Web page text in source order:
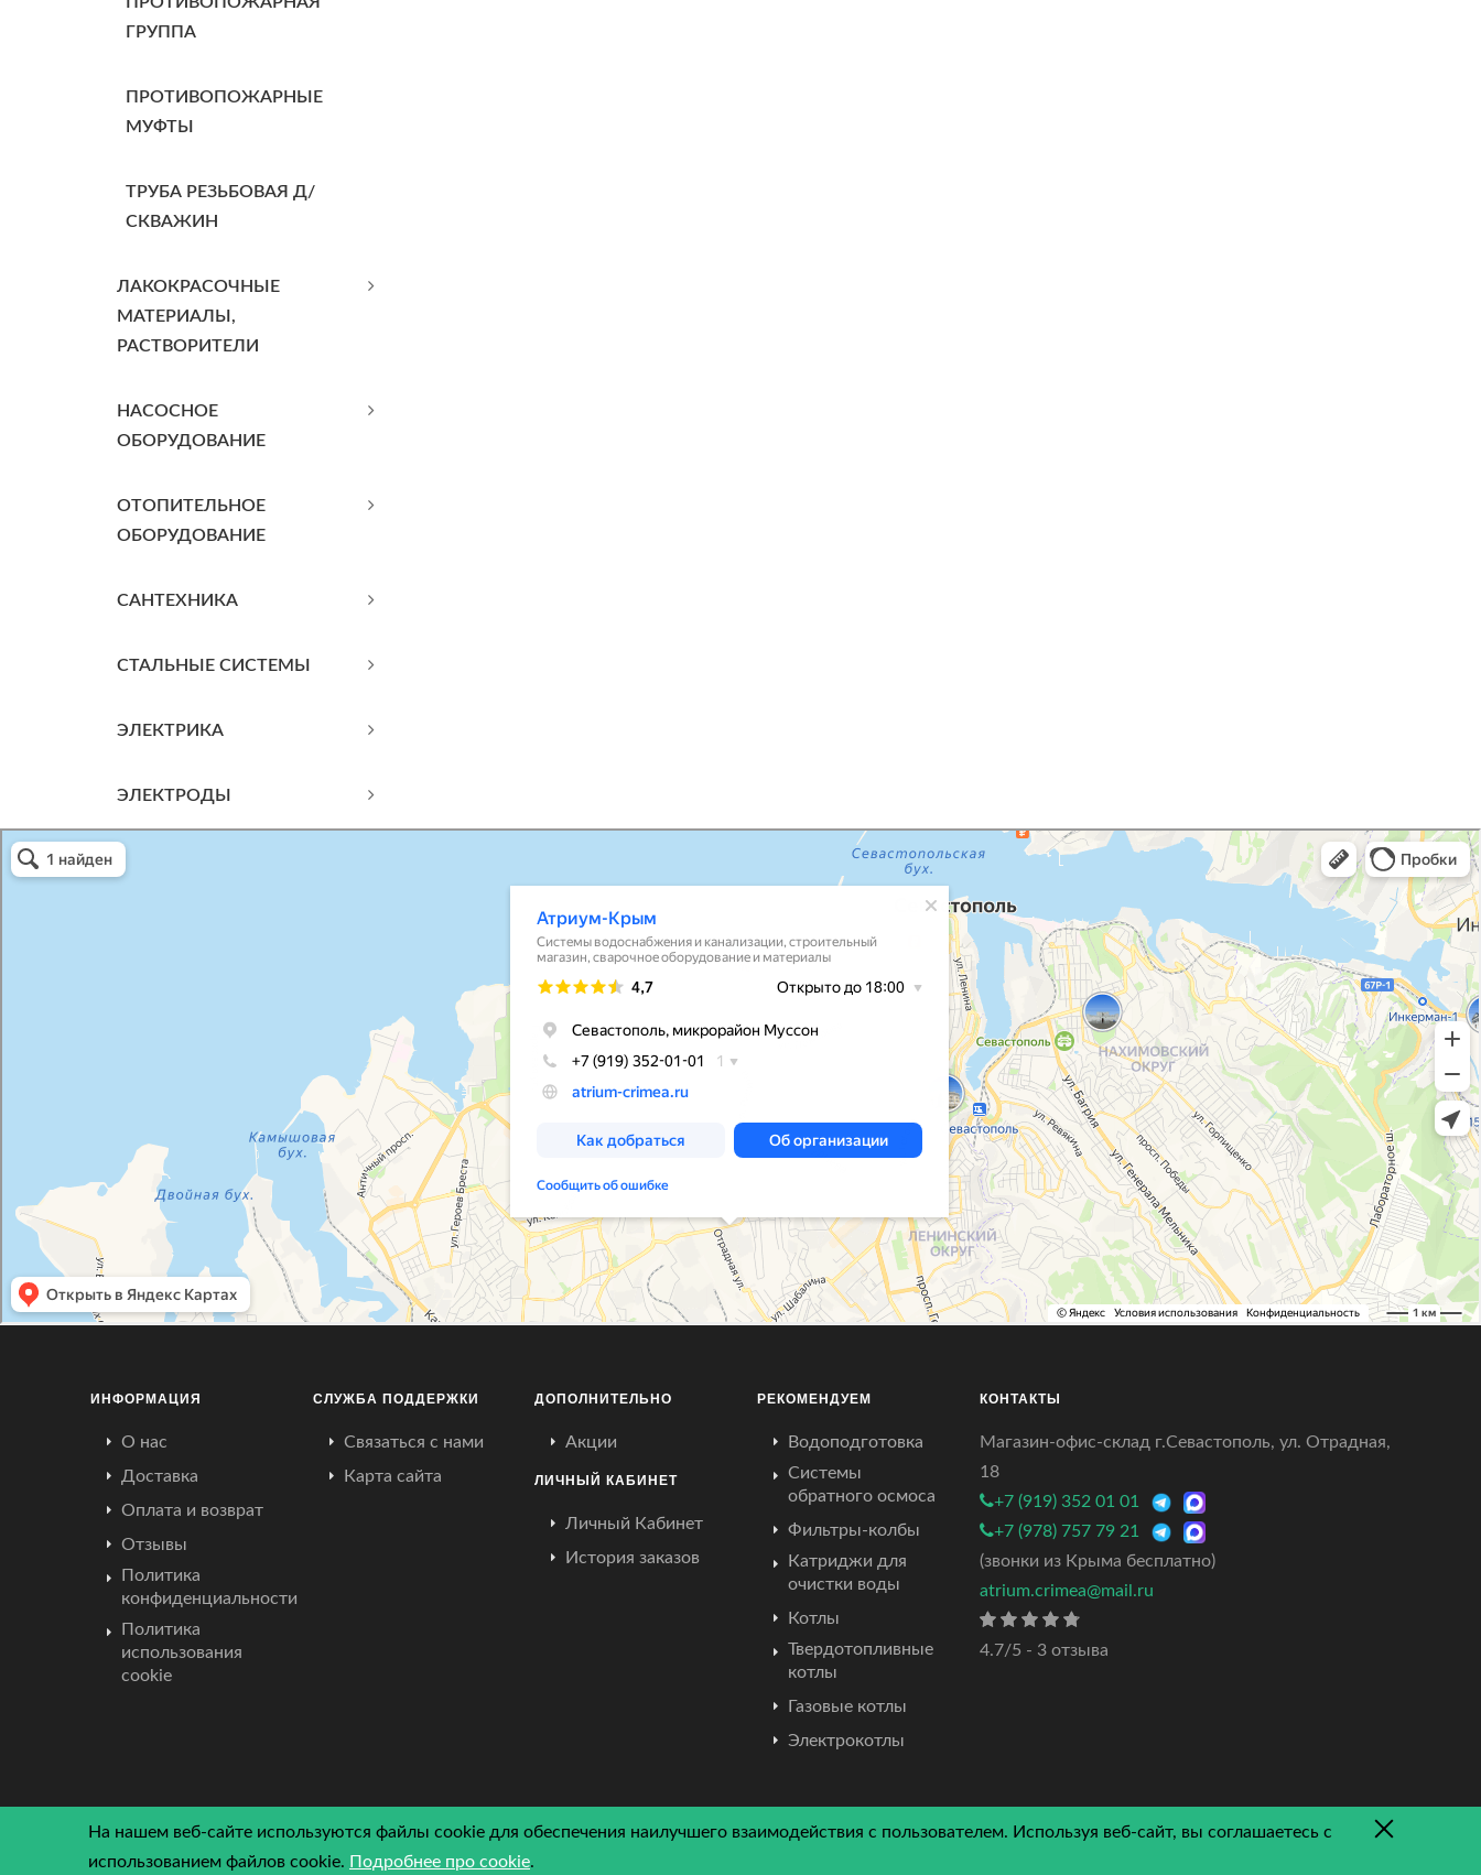
ГРУППА
ПРОТИВОПОЖАРНЫЕ
МУФТЫ
ТРУБА РЕЗЬБОВАЯ Д/
СКВАЖИН
ЛАКОКРАСОЧНЫЕ
МАТЕРИАЛЫ,
РАСТВОРИТЕЛИ
НАСОСНОЕ
ОБОРУДОВАНИЕ
ОТОПИТЕЛЬНОЕ
ОБОРУДОВАНИЕ
САНТЕХНИКА
СТАЛЬНЫЕ СИСТЕМЫ
ЭЛЕКТРИКА
ЭЛЕКТРОДЫ
Атриум-Крым
Системы водоснабжения, отопления, канализации в Севастополе
Снабжение строительных объектов в Севастополе
ИНФОРМАЦИЯ
О нас
Доставка
Оплата и возврат
Отзывы
Политика
конфиденциальности
Политика
использования
cookie
СЛУЖБА ПОДДЕРЖКИ
Связаться с нами
Карта сайта
ДОПОЛНИТЕЛЬНО
Акции
ЛИЧНЫЙ КАБИНЕТ
Личный Кабинет
История заказов
РЕКОМЕНДУЕМ
Водоподготовка
Системы
обратного осмоса
Фильтры-колбы
Катриджи для
очистки воды
Котлы
Твердотопливные
котлы
Газовые котлы
Электрокотлы
КОНТАКТЫ
Магазин-офис-склад г.Севастополь, ул. Отрадная,
18
+7 (919) 352 01 01
+7 (978) 757 79 21
(звонки из Крыма бесплатно)
atrium.crimea@mail.ru
4.7/5 - 3 отзыва
© Copyright
На нашем веб-сайте используются файлы cookie для обеспечения наилучшего взаимодействия с пользователем. Используя веб-сайт, вы соглашаетесь с
использованием файлов cookie. Подробнее про cookie.